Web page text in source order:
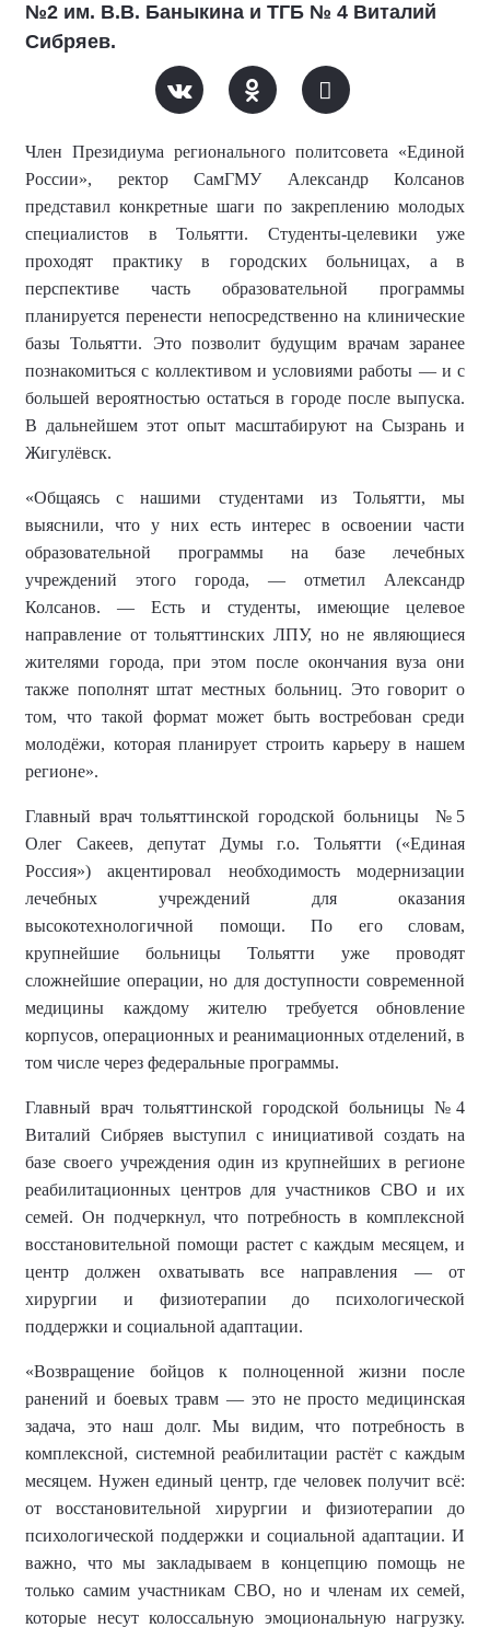
№2 им. В.В. Баныкина и ТГБ № 4 Виталий
Сибряев.
Член Президиума регионального политсовета «Единой
России», ректор СамГМУ
Александр Колсанов
представил конкретные шаги по закреплению молодых
специалистов в Тольятти. Студенты-целевики уже
проходят практику в городских больницах, а в
перспективе часть образовательной программы
планируется перенести непосредственно на клинические
базы Тольятти. Это позволит будущим врачам заранее
познакомиться с коллективом и условиями работы — и с
большей вероятностью остаться в городе после выпуска.
В дальнейшем этот опыт масштабируют на Сызрань и
Жигулёвск.
«Общаясь с нашими студентами из Тольятти, мы
выяснили, что у них есть интерес в освоении части
образовательной программы на базе лечебных
учреждений этого города, — отметил Александр
Колсанов. — Есть и студенты, имеющие целевое
направление от тольяттинских ЛПУ, но не являющиеся
жителями города, при этом после окончания вуза они
также пополнят штат местных больниц. Это говорит о
том, что такой формат может быть востребован среди
молодёжи, которая планирует строить карьеру в нашем
регионе».
Главный врачтольяттинской городской больницы
№5
Олег Сакеев, депутат Думы г.о. Тольятти («Единая
Россия»)
акцентировал необходимость модернизации
лечебных учреждений для оказания
высокотехнологичной помощи. По его словам,
крупнейшие больницы Тольятти уже проводят
сложнейшие операции, но для доступности современной
медицины каждому жителю требуется обновление
корпусов, операционных и реанимационных отделений, в
том числе через федеральные программы.
Главный врач тольяттинской городской больницы №4
Виталий Сибряев выступил с инициативой создать на
базе своего учреждения один из крупнейших в регионе
реабилитационных центров для участников СВО и их
семей. Он подчеркнул, что потребность в комплексной
восстановительной помощи растет с каждым месяцем, и
центр должен охватывать все направления — от
хирургии и физиотерапии до психологической
поддержки и социальной адаптации.
«Возвращение бойцов к полноценной жизни после
ранений и боевых травм — это не просто медицинская
задача, это наш долг. Мы видим, что потребность в
комплексной, системной реабилитации растёт с каждым
месяцем. Нужен единый центр, где человек получит всё:
от восстановительной хирургии и физиотерапии до
психологической поддержки и социальной адаптации. И
важно, что мы закладываем в концепцию помощь не
только самим участникам СВО, но и членам их семей,
которые несут колоссальную эмоциональную нагрузку.